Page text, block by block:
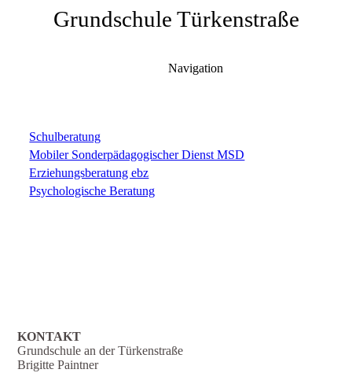
Grundschule Türkenstraße
Navigation
Schulberatung
Mobiler Sonderpädagogischer Dienst MSD
Erziehungsberatung ebz
Psychologische Beratung
KONTAKT
Grundschule an der Türkenstraße
Brigitte Paintner